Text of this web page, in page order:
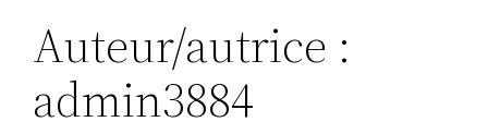
Auteur/autrice :
admin3884